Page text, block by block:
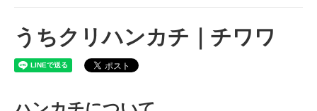
うちクリハンカチ｜チワワ